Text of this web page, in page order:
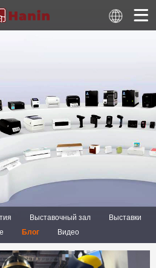
Выставочный зал
Выставки
Блог Видео